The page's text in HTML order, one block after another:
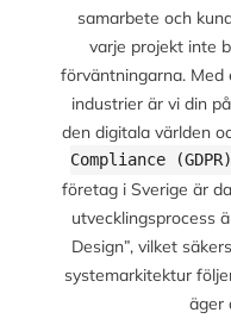
samarbete och
varje projekt inte
förväntningarna. Med
industrier är vi din
den digitala världen
Compliance (GDPR)
företag i Sverige är
utvecklingsprocess
Design”, vilket
systemarkitektur
äger